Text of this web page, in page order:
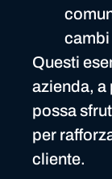
cambi
Questi
azienda, a
possa
per
cliente.